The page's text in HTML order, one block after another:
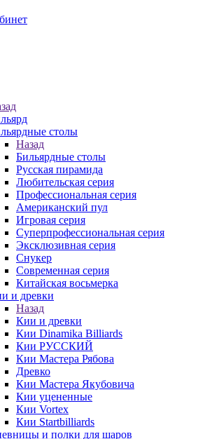
столы
Назад
Бильярдные столы
Русская пирамида
Любительская серия
Профессиональная серия
Американский пул
Игровая серия
Суперпрофессиональная серия
Эксклюзивная серия
Снукер
Современная серия
Китайская восьмерка
и древки
Назад
Кии и древки
Кии Dinamika Billiards
Кии РУССКИЙ
Кии Мастера Рябова
Древко
Кии Мастера Якубовича
Кии уцененные
Кии Vortex
Кии Startbilliards
и полки для шаров